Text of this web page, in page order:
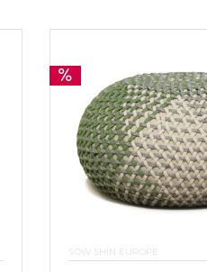
SOW SHIN EUROPE